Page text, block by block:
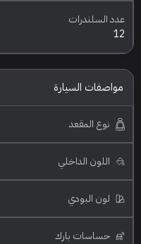
عدد السلندرات
12
مواصفات السيارة
نوع المقعد
اللون الداخلي
لون البودي
حساسات بارك